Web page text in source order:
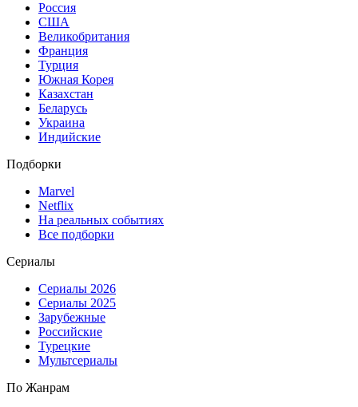
Россия
США
Великобритания
Франция
Турция
Южная Корея
Казахстан
Беларусь
Украина
Индийские
Подборки
Marvel
Netflix
На реальных событиях
Все подборки
Сериалы
Сериалы 2026
Сериалы 2025
Зарубежные
Российские
Турецкие
Мультсериалы
По Жанрам